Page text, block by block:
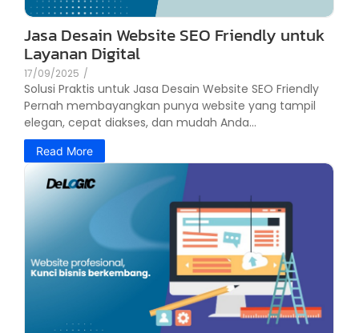
Jasa Desain Website SEO Friendly untuk
Layanan Digital
17/09/2025 /
Solusi Praktis untuk Jasa Desain Website SEO Friendly
Pernah membayangkan punya website yang tampil
elegan, cepat diakses, dan mudah Anda...
Read More